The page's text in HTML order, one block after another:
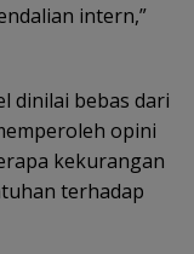
intern,”
dinilai bebas dari
opini
kekurangan
terhadap